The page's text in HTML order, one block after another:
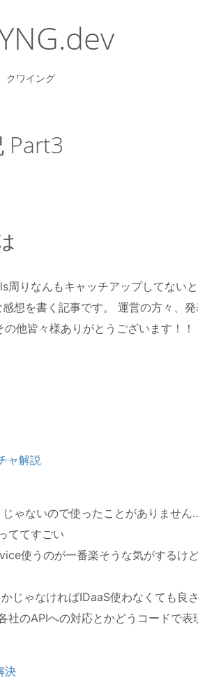
クワイング
Part3
りなんもキャッチアップしてない
想を書く記事です。 運営の方々、発
他皆々様ありがとうございます！！
ャ解説
ゃないので使ったことがありません
ててすごい
使うのが一番楽そうな気がするけ
じゃなければIDaaS使わなくても良
社のAPIへの対応とかどうコードで表
決